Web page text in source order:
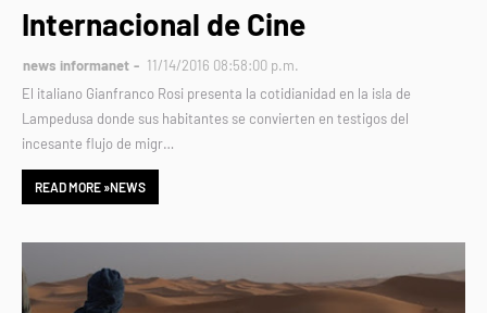
Internacional de Cine
news informanet
11/14/2016 08:58:00 p.m.
El italiano Gianfranco Rosi presenta la cotidianidad en la isla de
Lampedusa donde sus habitantes se convierten en testigos del
incesante flujo de migr…
READ MORE »NEWS